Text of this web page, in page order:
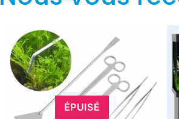
ÉPUISÉ